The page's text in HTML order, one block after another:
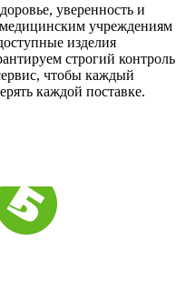
уверенность и
учреждениям
изделия
строгий контроль
чтобы каждый
каждой поставке.